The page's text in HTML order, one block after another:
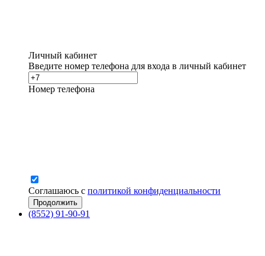
Личный кабинет
Введите номер телефона для входа в личный кабинет
Номер телефона
Соглашаюсь с политикой конфиденциальности
(8552) 91-90-91